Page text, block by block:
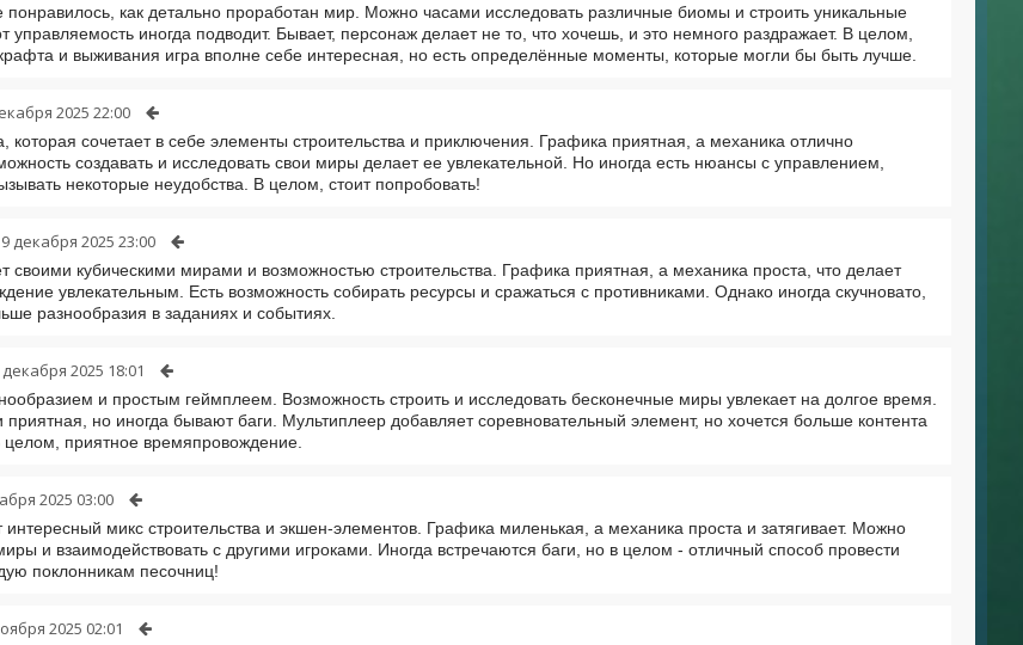
как детально проработан мир. Можно часами исследовать различные биомы и строить уникальные
управляемость иногда подводит. Бывает, персонаж делает не то, что хочешь, и это немного раздражает. В целом,
и выживания игра вполне себе интересная, но есть определённые моменты, которые могли бы быть лучше.
2025 22:00
которая сочетает в себе элементы строительства и приключения. Графика приятная, а механика отлично
создавать и исследовать свои миры делает ее увлекательной. Но иногда есть нюансы с управлением,
некоторые неудобства. В целом, стоит попробовать!
декабря 2025 23:00
своими кубическими мирами и возможностью строительства. Графика приятная, а механика проста, что делает
увлекательным. Есть возможность собирать ресурсы и сражаться с противниками. Однако иногда скучновато,
разнообразия в заданиях и событиях.
декабря 2025 18:01
и простым геймплеем. Возможность строить и исследовать бесконечные миры увлекает на долгое время.
приятная, но иногда бывают баги. Мультиплеер добавляет соревновательный элемент, но хочется больше контента
приятное времяпровождение.
2025 03:00
интересный микс строительства и экшен-элементов. Графика миленькая, а механика проста и затягивает. Можно
и взаимодействовать с другими игроками. Иногда встречаются баги, но в целом - отличный способ провести
поклонникам песочниц!
2025 02:01